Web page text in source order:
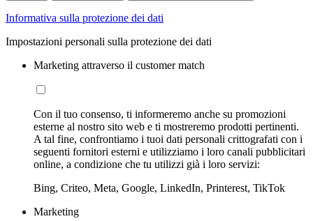
Informativa sulla protezione dei dati
Impostazioni personali sulla protezione dei dati
Marketing attraverso il customer match
Con il tuo consenso, ti informeremo anche su promozioni
esterne al nostro sito web e ti mostreremo prodotti pertinenti.
A tal fine, confrontiamo i tuoi dati personali crittografati con i
seguenti fornitori esterni e utilizziamo i loro canali pubblicitari
online, a condizione che tu utilizzi già i loro servizi:
Bing, Criteo, Meta, Google, LinkedIn, Printerest, TikTok
Marketing